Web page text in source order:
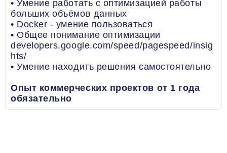
• Умение работать с оптимизацией работы
больших объёмов данных
• Docker - умение пользоваться
• Общее понимание оптимизации
developers.google.com/speed/pagespeed/insig
hts/
• Умение находить решения самостоятельно
Опыт коммерческих проектов от 1 года
обязательно